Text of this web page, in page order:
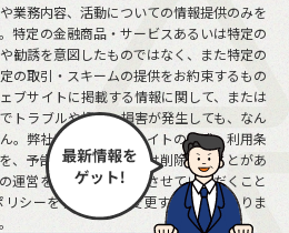
業務内容、活動についての情報提供のみを
特定の金融商品・サービスあるいは特定の
勧誘を意図したものではなく、また特定の
の取引・スキームの提供をお約束するもの
ブサイトに掲載する情報に関して、または
トラブルや損失、損害が発生しても、なん
。弊社は、当ウェブサイトの構成、利用条
、予告なしに変更または削除することがあ
運営を中断または中止させていただくこと
シーを予告なしに変更することがありま